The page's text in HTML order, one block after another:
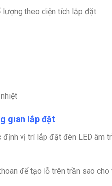
lượng theo diện tích lắp đặt
gian lắp đặt
định vị trí lắp đặt đèn LED âm
để tạo lỗ trên trần sao